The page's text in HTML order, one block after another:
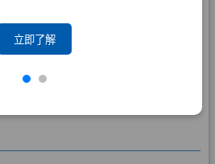
立即了解